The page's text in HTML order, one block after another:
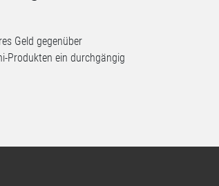
Geld gegenüber
Produkten ein durchgängig